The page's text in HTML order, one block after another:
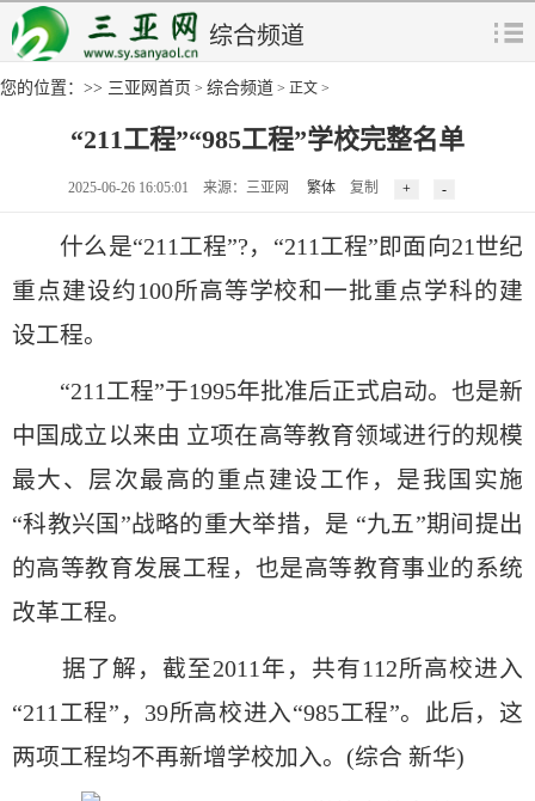
综合频道
您的位置：>> 三亚网首页 > 综合频道 > 正文 >
“211工程”“985工程”学校完整名单
2025-06-26 16:05:01 来源：三亚网 繁体 复制
什么是“211工程”?，“211工程”即面向21世纪
重点建设约100所高等学校和一批重点学科的建
设工程。
“211工程”于1995年批准后正式启动。也是新
中国成立以来由 立项在高等教育领域进行的规模
最大、层次最高的重点建设工作，是我国实施
“科教兴国”战略的重大举措，是 “九五”期间提出
的高等教育发展工程，也是高等教育事业的系统
改革工程。
据了解，截至2011年，共有112所高校进入
“211工程”，39所高校进入“985工程”。此后，这
两项工程均不再新增学校加入。(综合 新华)